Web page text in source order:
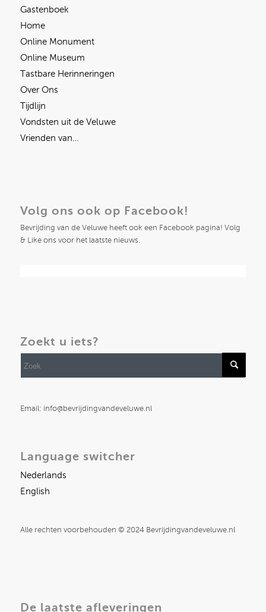
Gastenboek
Home
Online Monument
Online Museum
Tastbare Herinneringen
Over Ons
Tijdlijn
Vondsten uit de Veluwe
Vrienden van…
Volg ons ook op Facebook!
Bevrijding van de Veluwe heeft ook een Facebook pagina! Volg
& Like ons voor het laatste nieuws.
Zoekt u iets?
Email: info@bevrijdingvandeveluwe.nl
Language switcher
Nederlands
English
Alle rechten voorbehouden © 2024 Bevrijdingvandeveluwe.nl
De laatste afleveringen